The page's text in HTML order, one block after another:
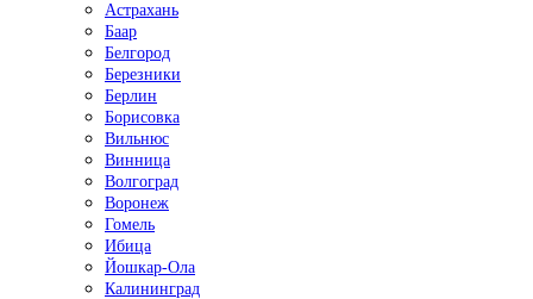
Астрахань
Баар
Белгород
Березники
Берлин
Борисовка
Вильнюс
Винница
Волгоград
Воронеж
Гомель
Ибица
Йошкар-Ола
Калининград